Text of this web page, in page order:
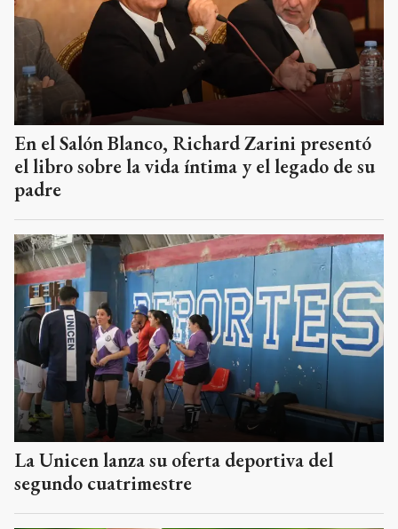
En el Salón Blanco, Richard Zarini presentó
el libro sobre la vida íntima y el legado de su
padre
La Unicen lanza su oferta deportiva del
segundo cuatrimestre